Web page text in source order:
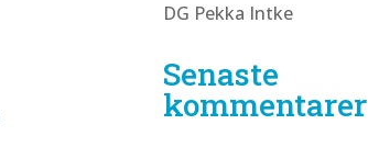
DG Pekka Intke
Senaste
kommentarer